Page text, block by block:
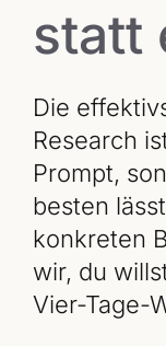
statt
Die
Research
Prompt,
besten
konkreten
wir, du
Vier-Tage-